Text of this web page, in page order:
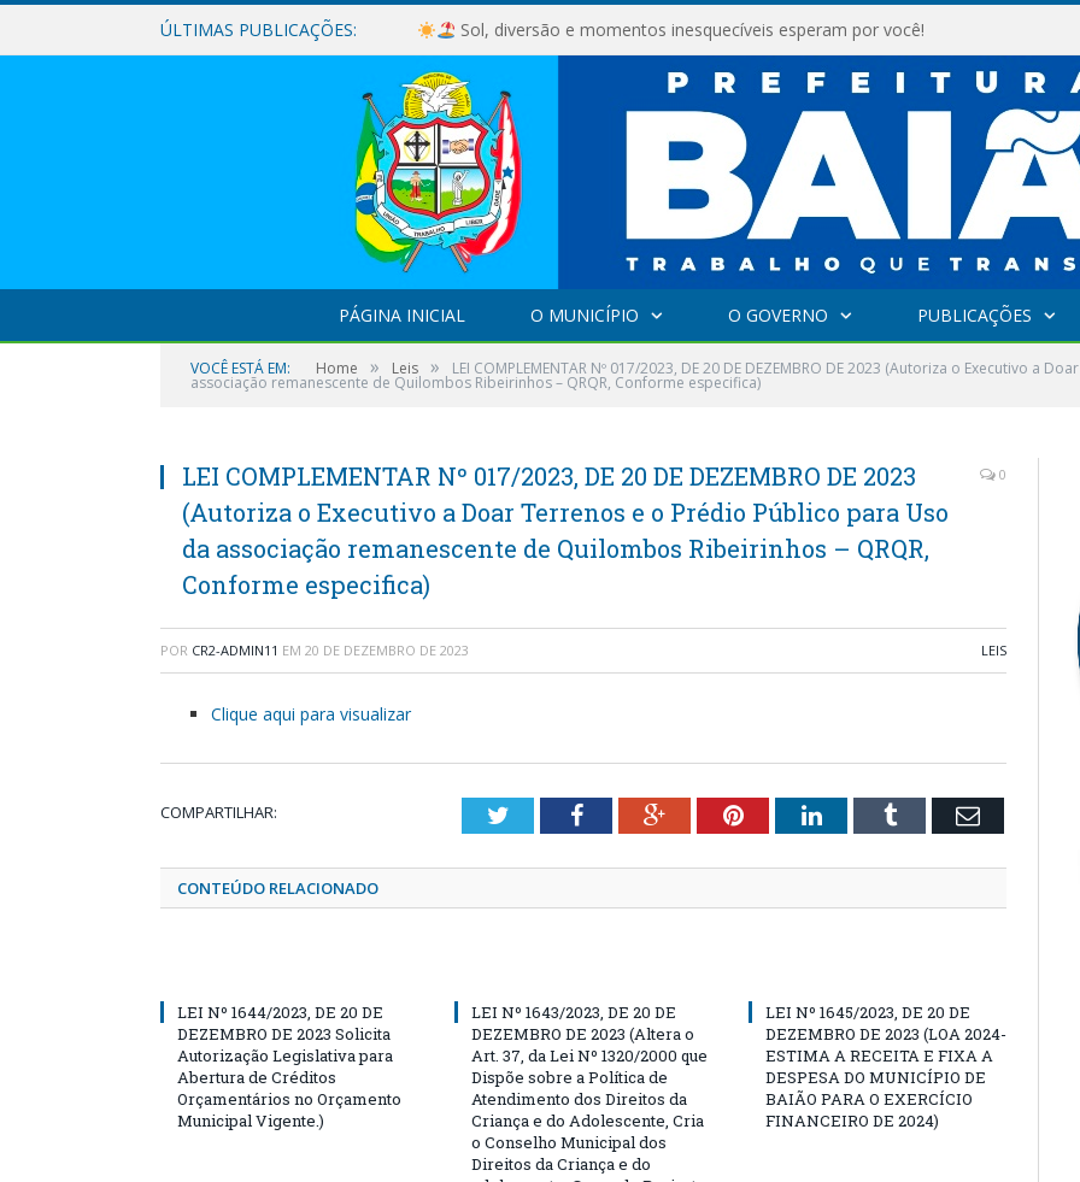
ÚLTIMAS PUBLICAÇÕES: Sol, diversão e momentos inesquecíveis esperam por você!
PÁGINA INICIAL O MUNICÍPIO O GOVERNO PUBLICAÇÕES
VOCÊ ESTÁ EM: Home » Leis » LEI COMPLEMENTAR Nº 017/2023, DE 20 DE DEZEMBRO DE 2023 (Autoriza o Executivo a
associação remanescente de Quilombos Ribeirinhos – QRQR, Conforme especifica)
LEI COMPLEMENTAR Nº 017/2023, DE 20 DE DEZEMBRO DE 2023
(Autoriza o Executivo a Doar Terrenos e o Prédio Público para Uso
da associação remanescente de Quilombos Ribeirinhos – QRQR,
Conforme especifica)
0
POR CR2-ADMIN11 EM 20 DE DEZEMBRO DE 2023 LEIS
Clique aqui para visualizar
COMPARTILHAR: TwitterFacebookGoogle+PinterestLinkedInTumblr Email
CONTEÚDO RELACIONADO
LEI Nº 1644/2023, DE 20 DE
DEZEMBRO DE 2023 Solicita
Autorização Legislativa para
Abertura de Créditos
Orçamentários no Orçamento
Municipal Vigente.)
LEI Nº 1643/2023, DE 20 DE
DEZEMBRO DE 2023 (Altera o
Art. 37, da Lei Nº 1320/2000 que
Dispõe sobre a Política de
Atendimento dos Direitos da
Criança e do Adolescente, Cria
o Conselho Municipal dos
Direitos da Criança e do
LEI Nº 1645/2023, DE 20 DE
DEZEMBRO DE 2023 (LOA 2024-
ESTIMA A RECEITA E FIXA A
DESPESA DO MUNICÍPIO DE
BAIÃO PARA O EXERCÍCIO
FINANCEIRO DE 2024)